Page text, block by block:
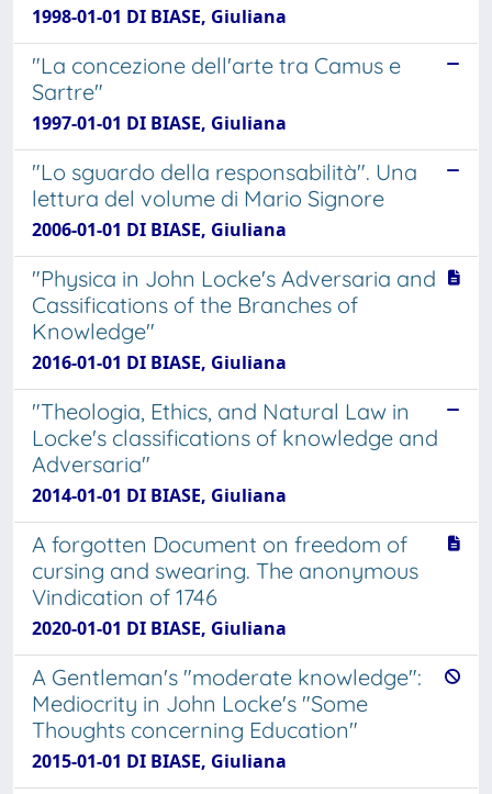
1998-01-01 DI BIASE, Giuliana
"La concezione dell'arte tra Camus e
Sartre"
1997-01-01 DI BIASE, Giuliana
"Lo sguardo della responsabilità". Una
lettura del volume di Mario Signore
2006-01-01 DI BIASE, Giuliana
"Physica in John Locke's Adversaria and
Cassifications of the Branches of
Knowledge"
2016-01-01 DI BIASE, Giuliana
"Theologia, Ethics, and Natural Law in
Locke's classifications of knowledge and
Adversaria"
2014-01-01 DI BIASE, Giuliana
A forgotten Document on freedom of
cursing and swearing. The anonymous
Vindication of 1746
2020-01-01 DI BIASE, Giuliana
A Gentleman's "moderate knowledge":
Mediocrity in John Locke's "Some
Thoughts concerning Education"
2015-01-01 DI BIASE, Giuliana